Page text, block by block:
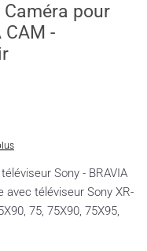
Caméra pour
CAM -
Sony - BRAVIA
avec téléviseur Sony XR-
75, 75X90, 75X95,